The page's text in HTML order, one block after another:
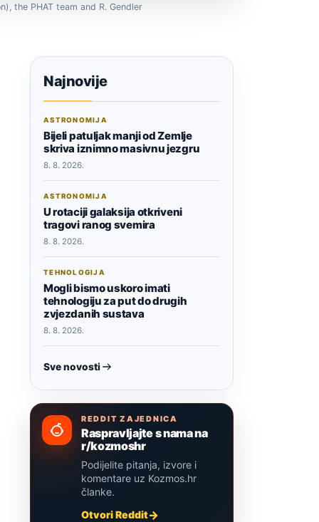
the PHAT team and R. Gendler
Najnovije
ASTRONOMIJA
Bijeli patuljak manji od Zemlje
skriva iznimno masivnu jezgru
8. 8. 2026.
ASTRONOMIJA
U rotaciji galaksija otkriveni
tragovi ranog svemira
8. 8. 2026.
TEHNOLOGIJA
Mogli bismo uskoro imati
tehnologiju za put do drugih
zvjezdanih sustava
8. 8. 2026.
Sve novosti
REDDIT ZAJEDNICA
Raspravljajte s nama na
r/kozmoshr
Podijelite pitanja, izvore i
komentare uz Kozmos.hr
članke.
Otvori Reddit